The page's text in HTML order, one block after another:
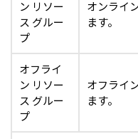
ン リソー
ス グルー
プ
オンライ
ます。
オフライ
ン リソー
ス グルー
プ
オフライ
ます。